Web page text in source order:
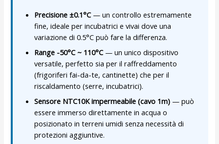
Precisione ±0.1°C— un controllo estremamente
fine, ideale per incubatrici e vivai dove una
variazione di 0.5°C può fare la differenza.
Range -50°C ~ 110°C— un unico dispositivo
versatile, perfetto sia per il raffreddamento
(frigoriferi fai-da-te, cantinette) che per il
riscaldamento (serre, incubatrici).
Sensore NTC10K impermeabile (cavo 1m) — può
essere immerso direttamente in acqua o
posizionato in terreni umidi senza necessità di
protezioni aggiuntive.